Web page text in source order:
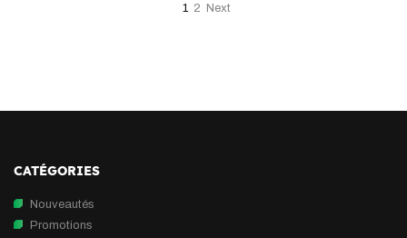
1 2 Next
CATÉGORIES
Nouveautés
Promotions